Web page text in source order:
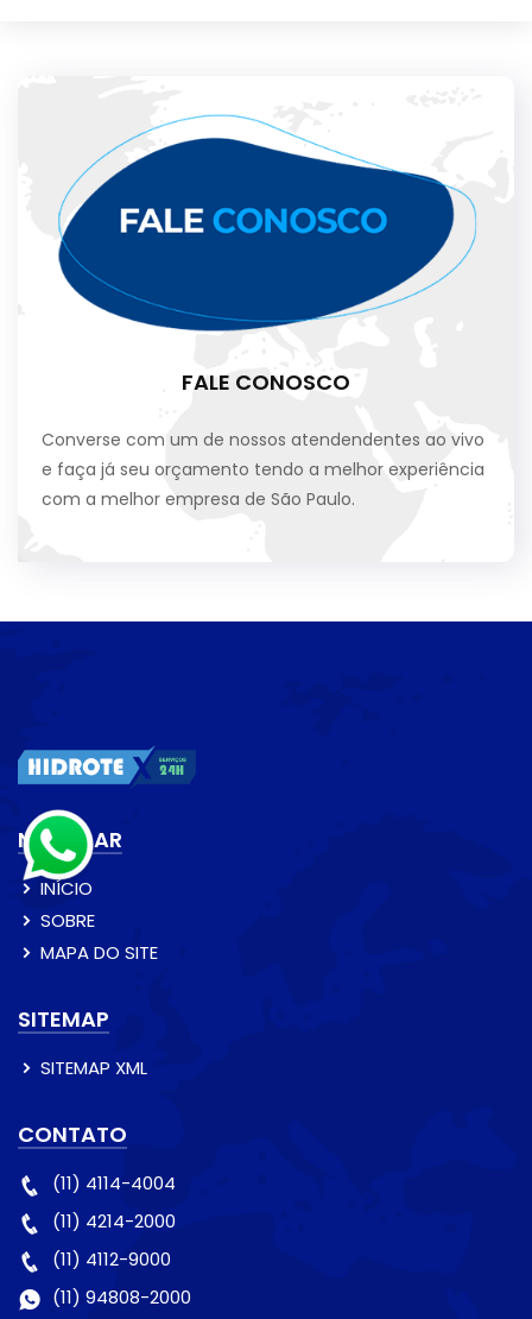
FALE CONOSCO
Converse com um de nossos atendendentes ao vivo
e faça já seu orçamento tendo a melhor experiência
com a melhor empresa de São Paulo.
NAVEGAR
INÍCIO
SOBRE
MAPA DO SITE
SITEMAP
SITEMAP XML
CONTATO
(11) 4114-4004
(11) 4214-2000
(11) 4112-9000
(11) 94808-2000